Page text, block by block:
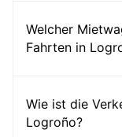
Welcher
Fahrten in
Wie ist die
Logroño?